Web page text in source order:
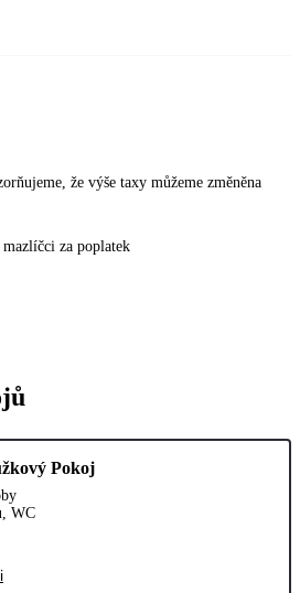
že výše taxy můžeme změněna
za poplatek
Pokoj
WC